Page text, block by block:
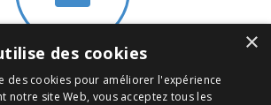
Contact
×
des cookies
des cookies pour améliorer l'expérience
notre site Web, vous acceptez tous les